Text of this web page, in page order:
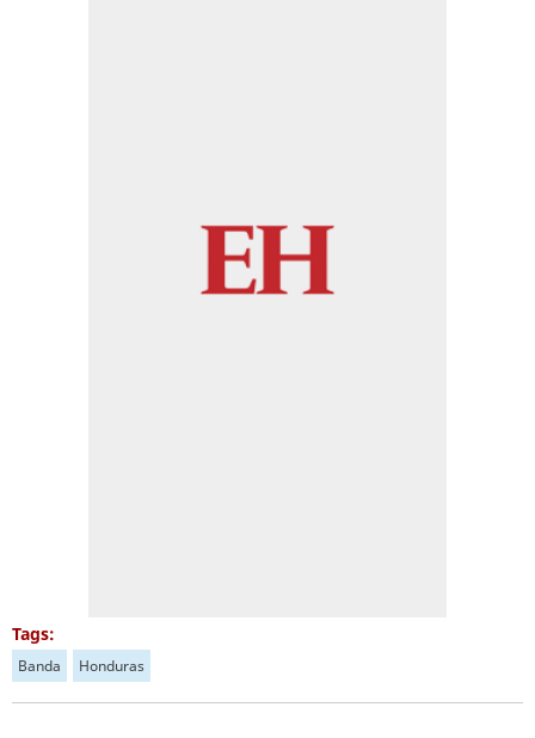
Tags:
Banda Honduras